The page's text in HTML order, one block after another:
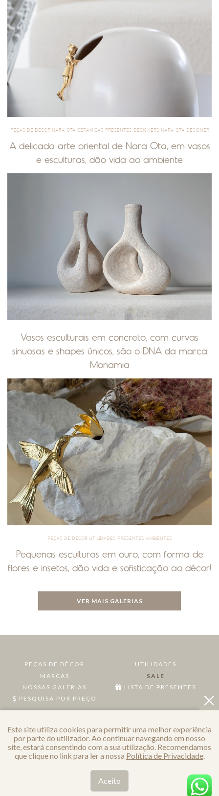
PEÇAS DE DÉCOR NARA OTA CERÂMICAS PRESENTES DESIGNERS NARA OTA DESIGNER
A delicada arte oriental de Nara Ota, em vasos
e esculturas, dão vida ao ambiente
Vasos esculturais em concreto, com curvas
sinuosas e shapes únicos, são o DNA da marca
Monamia
PEÇAS DE DÉCOR UTILIDADES PRESENTES AMBIENTES
Pequenas esculturas em ouro, com forma de
flores e insetos, dão vida e sofisticação ao décor!
VER MAIS GALERIAS
PEÇAS DE DÉCOR
UTILIDADES
MARCAS
SALE
NOSSAS GALERIAS
LISTA DE PRESENTES
PESQUISA POR PREÇO
Todos os direitos reservados a FiveSenses - Desenvolvido
Este site utiliza cookies para permitir uma melhor experiência
por parte do utilizador. Ao continuar navegando em nosso
site, estará consentindo com a sua utilização. Recomendamos
que clique no link para ler a nossa Política de Privacidade.
Aceito